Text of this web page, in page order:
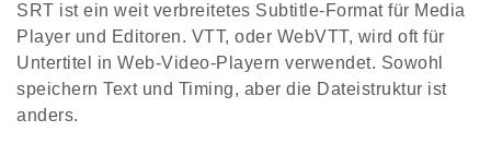
SRT ist ein weit verbreitetes Subtitle-Format für Media
Player und Editoren. VTT, oder WebVTT, wird oft für
Untertitel in Web-Video-Playern verwendet. Sowohl
speichern Text und Timing, aber die Dateistruktur ist
anders.